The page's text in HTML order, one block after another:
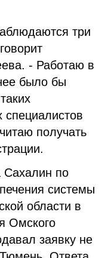
три
- Работаю в
было бы
специалистов
получать
Сахалин по
системы
области в
Омского
заявку не